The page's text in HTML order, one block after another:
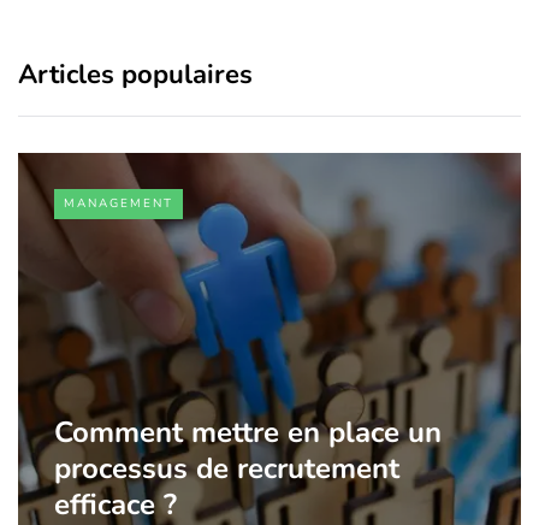
Articles populaires
MANAGEMENT
Comment mettre en place un
processus de recrutement
efficace ?